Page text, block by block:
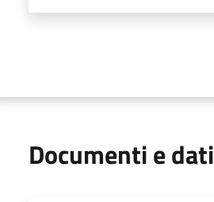
Documenti e dati